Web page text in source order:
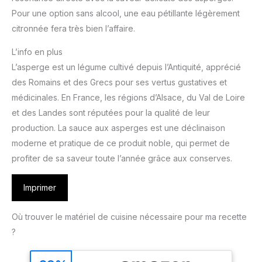
Pour une option sans alcool, une eau pétillante légèrement
citronnée fera très bien l’affaire.
L’info en plus
L’asperge est un légume cultivé depuis l’Antiquité, apprécié
des Romains et des Grecs pour ses vertus gustatives et
médicinales. En France, les régions d’Alsace, du Val de Loire
et des Landes sont réputées pour la qualité de leur
production. La sauce aux asperges est une déclinaison
moderne et pratique de ce produit noble, qui permet de
profiter de sa saveur toute l’année grâce aux conserves.
Imprimer
Où trouver le matériel de cuisine nécessaire pour ma recette
?